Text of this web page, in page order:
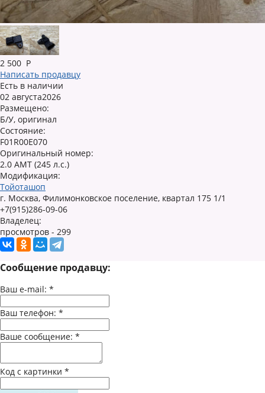
2 500 Р
Написать продавцу
Есть в наличии
02 августа2026
Размещено:
Б/У, оригинал
Состояние:
F01R00E070
Оригинальный номер:
2.0 AMT (245 л.с.)
Модификация:
Тойоташоп
г. Москва, Филимонковское поселение, квартал 175 1/1
+7(915)286-09-06
Владелец:
просмотров - 299
Сообщение продавцу:
Ваш e-mail: *
Ваш телефон: *
Ваше сообщение: *
Код с картинки *